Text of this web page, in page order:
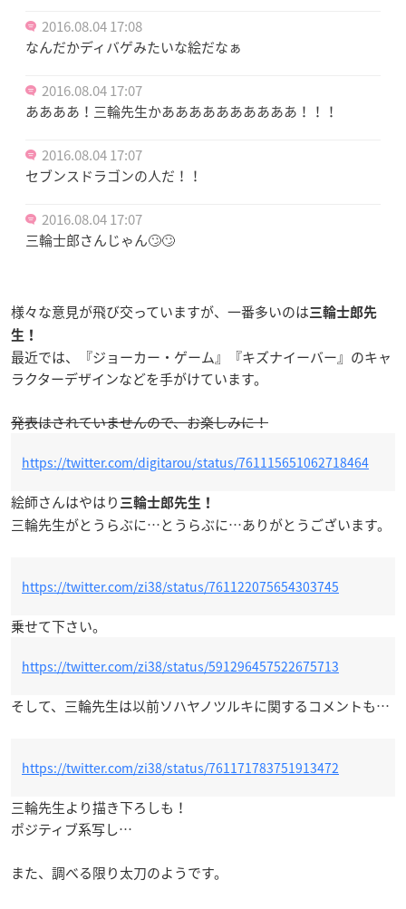
2016.08.04 17:08
なんだかディバゲみたいな絵だなぁ
2016.08.04 17:07
ああああ！三輪先生かああああああああああ！！！
2016.08.04 17:07
セブンスドラゴンの人だ！！
2016.08.04 17:07
三輪士郎さんじゃん🙄🙄
様々な意見が飛び交っていますが、一番多いのは三輪士郎先
生！
最近では、『ジョーカー・ゲーム』『キズナイーバー』のキャ
ラクターデザインなどを手がけています。
発表はされていませんので、お楽しみに！
https://twitter.com/digitarou/status/761115651062718464
絵師さんはやはり 三輪士郎先生！
三輪先生がとうらぶに…とうらぶに…ありがとうございます。
https://twitter.com/zi38/status/761122075654303745
乗せて下さい。
https://twitter.com/zi38/status/591296457522675713
そして、三輪先生は以前ソハヤノツルキに関するコメントも…
https://twitter.com/zi38/status/761171783751913472
三輪先生より描き下ろしも！
ポジティブ系写し…
また、調べる限り太刀のようです。